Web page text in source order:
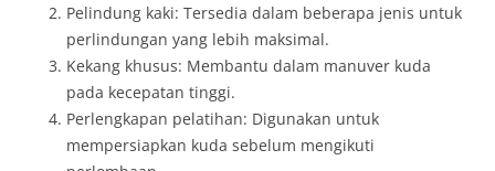
Pelindung kaki: Tersedia dalam beberapa jenis untuk
perlindungan yang lebih maksimal.
Kekang khusus: Membantu dalam manuver kuda
pada kecepatan tinggi.
Perlengkapan pelatihan: Digunakan untuk
mempersiapkan kuda sebelum mengikuti